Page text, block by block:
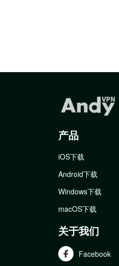
产品
iOS下载
Android下载
Windows下载
macOS下载
关于我们
Facebook